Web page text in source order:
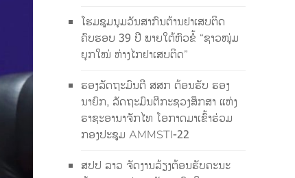
ໂຮມຊຸມນຸມວັນສາກົນຕ້ານຢາເສບຕິດ
ຄົບຮອບ 39 ປີ ພາຍໃຕ້ຫົວຂໍ້ “ຊາວໜຸ່ມ
ຍຸກໃໝ່ ຫ່າງໄກຢາເສບຕິດ”
ຮອງລັດຖະມົນຕີ ສສກ ຕ້ອນຮັບ ຮອງ
ນາຍົກ, ລັດຖະມົນຕີກະຊວງສຶກສາ ແຫ່ງ
ຣາຊະອານາຈັກໄທ ໂອກາດມາເຂົ້າຮ່ວມ
ກອງປະຊຸມ AMMSTI-22
ສປປ ລາວ ຈັດງານລ້ຽງຕ້ອນຮັບຄະນະ